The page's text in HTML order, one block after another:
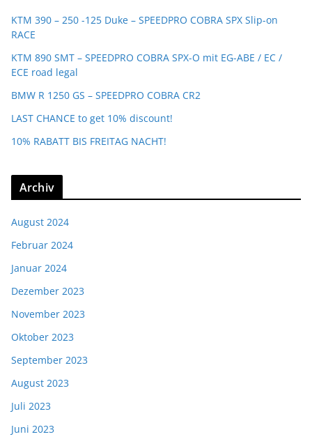
KTM 390 – 250 -125 Duke – SPEEDPRO COBRA SPX Slip-on
RACE
KTM 890 SMT – SPEEDPRO COBRA SPX-O mit EG-ABE / EC /
ECE road legal
BMW R 1250 GS – SPEEDPRO COBRA CR2
LAST CHANCE to get 10% discount!
10% RABATT BIS FREITAG NACHT!
Archiv
August 2024
Februar 2024
Januar 2024
Dezember 2023
November 2023
Oktober 2023
September 2023
August 2023
Juli 2023
Juni 2023